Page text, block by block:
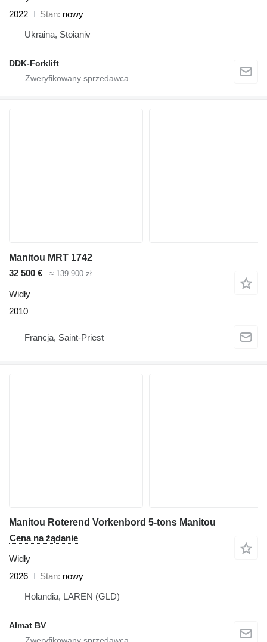
2022
Stan nowy
Ukraina, Stoianiv
DDK-Forklift
Manitou MRT 1742
32 500 €
≈ 139 900 zł
Widły
2010
Francja, Saint-Priest
Manitou Roterend Vorkenbord 5-tons Manitou
Cena na żądanie
Widły
2026
Stan nowy
Holandia, LAREN (GLD)
Almat BV